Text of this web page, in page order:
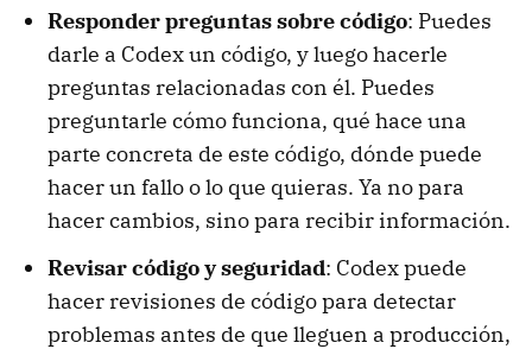
Responder preguntas sobre código: Puedes
darle a Codex un código, y luego hacerle
preguntas relacionadas con él. Puedes
preguntarle cómo funciona, qué hace una
parte concreta de este código, dónde puede
hacer un fallo o lo que quieras. Ya no para
hacer cambios, sino para recibir información.
Revisar código y seguridad: Codex puede
hacer revisiones de código para detectar
problemas antes de que lleguen a producción,